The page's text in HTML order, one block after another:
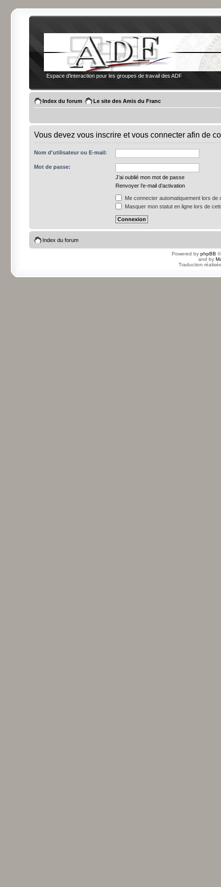
Espace d'interaction pour les groupes de travail des ADF
Index du forum Le site des Amis du Franc
Vous devez vous inscrire et vous connecter afin de
Nom d'utilisateur ou E-mail:
Mot de passe:
J’ai oublié mon mot de passe
Renvoyer l’e-mail d’activation
Me connecter automatiquement lors de
Masquer mon statut en ligne lors de
Index du forum
Powered by phpBB
and by
Traduction